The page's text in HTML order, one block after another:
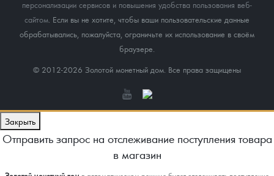
персонализации сервисов и повышения удобства пользования веб-
сайтом. Если вы не хотите, чтобы ваши пользовательские данные
обрабатывались, пожалуйста, ограничьте их использование в своём
браузере.
© 2012-2026 Золотой монетный дом. Все права защищены
Закрыть
Отправить запрос на отслеживание поступления товара
в магазин